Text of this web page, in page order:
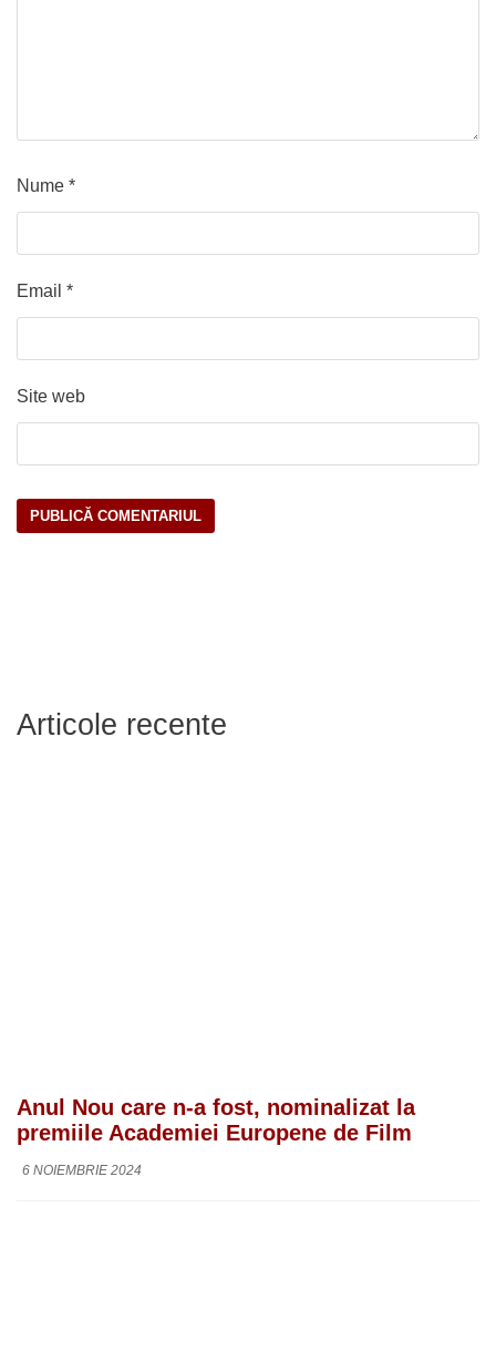
Nume *
Email *
Site web
Articole recente
Anul Nou care n-a fost, nominalizat la
premiile Academiei Europene de Film
6 NOIEMBRIE 2024